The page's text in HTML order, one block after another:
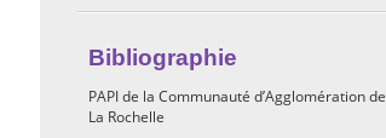
Bibliographie
PAPI de la Communauté d’Agglomération de
La Rochelle